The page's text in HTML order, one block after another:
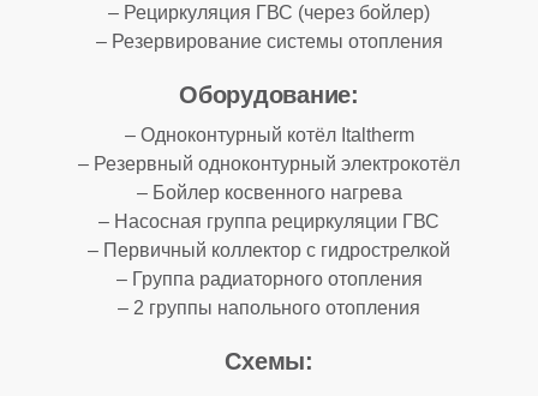
– Рециркуляция ГВС (через бойлер)
– Резервирование системы отопления
Оборудование:
– Одноконтурный котёл Italtherm
– Резервный одноконтурный электрокотёл
– Бойлер косвенного нагрева
– Насосная группа рециркуляции ГВС
– Первичный коллектор с гидрострелкой
– Группа радиаторного отопления
– 2 группы напольного отопления
Схемы: